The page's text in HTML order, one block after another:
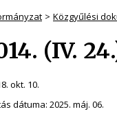
Közgyűlési
(IV.
okt. 10.
dátuma: 2025. máj. 06.